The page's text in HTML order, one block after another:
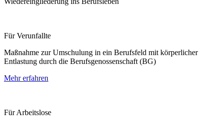
Für Verunfallte
Maßnahme zur Umschulung in ein Berufsfeld mit körperlicher
Entlastung durch die Berufsgenossenschaft (BG)
Mehr erfahren
Für Arbeitslose